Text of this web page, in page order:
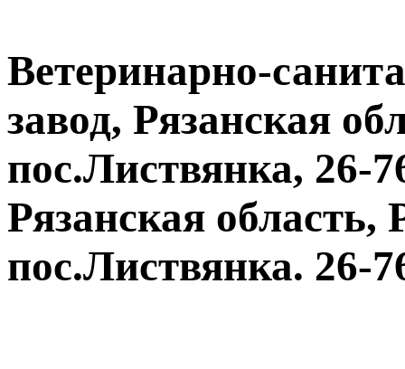
Ветеринарно-
завод, Рязанская
пос.Листвянка, 26-
Рязанская область,
пос.Листвянка. 26-